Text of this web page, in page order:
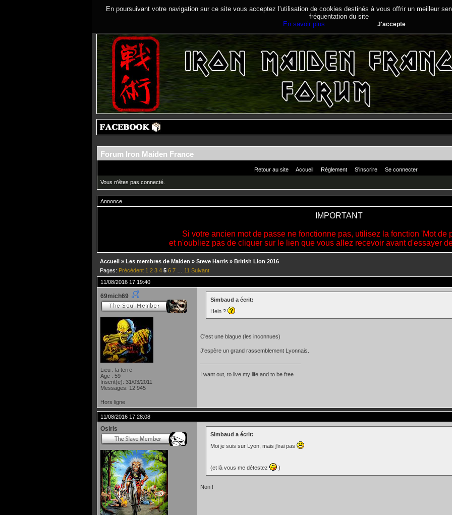
En poursuivant votre navigation sur ce site vous acceptez l'utilisation de cookies destinés à vous offrir un meilleur
fréquentation du site
En savoir plus
J'accepte
Forum Iron Maiden France
Retour au site Accueil Règlement S'inscrire Se connecter
Vous n'êtes pas connecté.
Annonce
IMPORTANT
Si votre ancien mot de passe ne fonctionne pas, utilisez la fonction 'Mot de
et n'oubliez pas de cliquer sur le lien que vous allez recevoir avant d'essayer
Accueil » Les membres de Maiden » Steve Harris » British Lion 2016
Pages: Précédent 1 2 3 4 5 6 7 11 Suivant
11/08/2016 17:19:40
69mich69
Lieu : la terre
Age : 59
Inscrit(e): 31/03/2011
Messages: 12 945
Simbaud a écrit:
Hein ?
C'est une blague (les inconnues)
J'espère un grand rassemblement Lyonnais.
I want out, to live my life and to be free
Hors ligne
11/08/2016 17:28:08
Osiris
Simbaud a écrit:
Moi je suis sur Lyon, mais j'irai pas
(et là vous me détestez )
Non !